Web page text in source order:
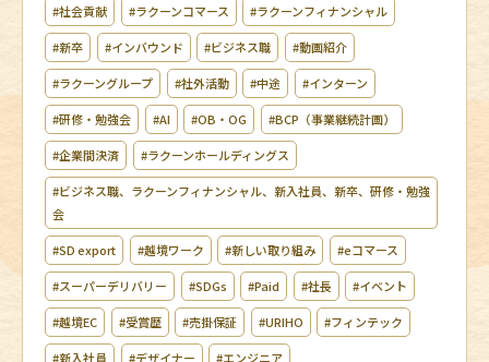
#社会貢献 #ラクーンコマース #ラクーンフィナンシャル
#新卒 #インバウンド #ビジネス職 #動画紹介
#ラクーングループ #社外活動 #中途 #インターン
#研修・勉強会 #AI #OB・OG #BCP（事業継続計画）
#企業間決済 #ラクーンホールディングス
#ビジネス職、ラクーンフィナンシャル、新入社員、新卒、研修・勉強
会
#SD export #越境ワーク #新しい取り組み #eコマース
#スーパーデリバリー #SDGs #Paid #社長 #イベント
#越境EC #受賞歴 #売掛保証 #URIHO #フィンテック
#新入社員 #デザイナー #エンジニア